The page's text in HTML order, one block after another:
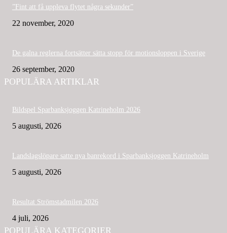
”Fint att få uppleva flytet några sekunder”
22 november, 2020
De galna reglerna fortsätter sätta stopp för motionsloppen i Sverige
26 september, 2020
POPULÄRA ARTIKLAR
Bildspel Sparbanksjoggen Katrineholm 2026
5 augusti, 2026
Landslagslöpare satte nya banrekord i Sparbanksjoggen Katrineholm
5 augusti, 2026
Resultat Strömstadmilen 2026
4 juli, 2026
POPULÄRA KATEGORIER